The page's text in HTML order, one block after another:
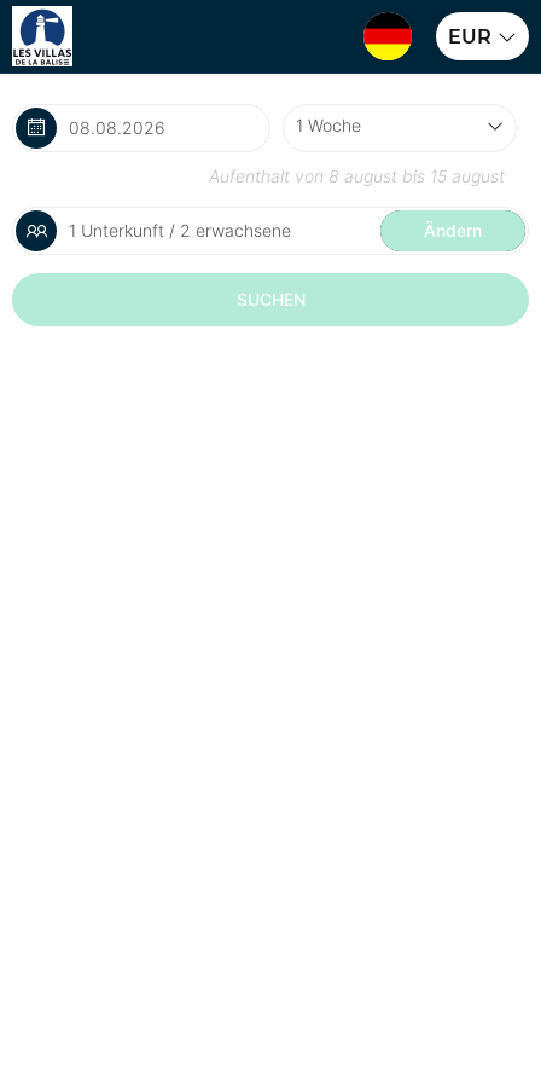
EUR
Aufenthalt von 8 august bis 15 august
1 Unterkunft / 2 erwachsene Ändern